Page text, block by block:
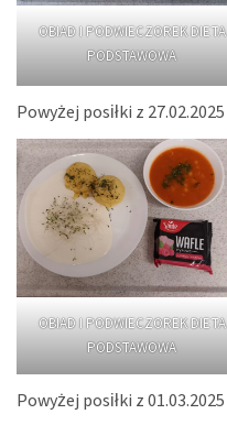
OBIAD I PODWIECZOREK DIETA
PODSTAWOWA
Powyżej posiłki z 27.02.2025
OBIAD I PODWIECZOREK DIETA
PODSTAWOWA
Powyżej posiłki z 01.03.2025